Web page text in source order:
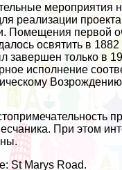
мероприятия
реализации
Помещения первой
освятить в
завершен только в
исполнение
При этом
St Marys Road.